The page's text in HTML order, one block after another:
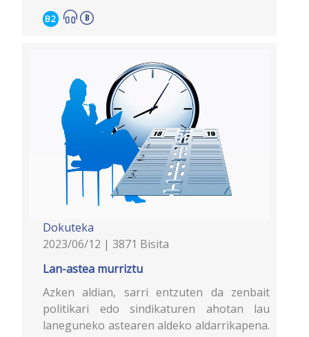
B2
Dokuteka
2023/06/12 | 3871 Bisita
Lan-astea murriztu
Azken aldian, sarri entzuten da zenbait
politikari edo sindikaturen ahotan lau
laneguneko astearen aldeko aldarrikapena.